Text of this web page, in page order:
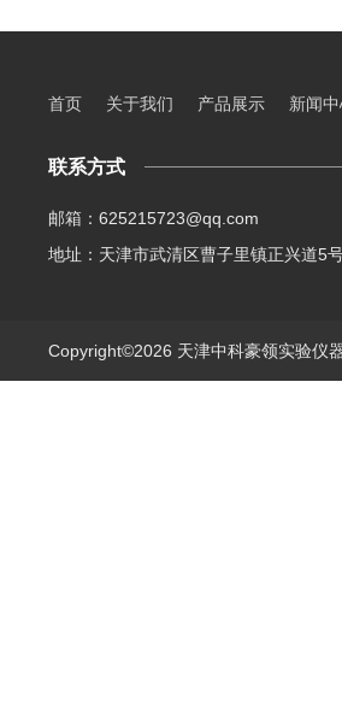
首页 关于我们 产品展示 新闻
联系方式
邮箱：625215723@qq.com
地址：天津市武清区曹子里镇正兴道5
Copyright©2026 天津中科豪领实验